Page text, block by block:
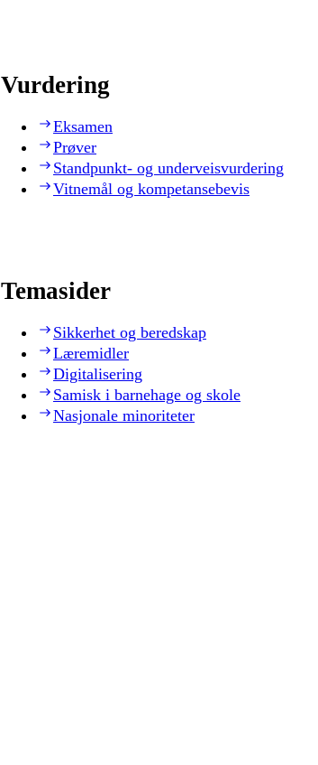
Vurdering
Eksamen
Prøver
Standpunkt- og underveisvurdering
Vitnemål og kompetansebevis
Temasider
Sikkerhet og beredskap
Læremidler
Digitalisering
Samisk i barnehage og skole
Nasjonale minoriteter